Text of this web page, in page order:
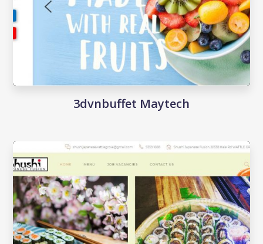
3dvnbuffet Maytech